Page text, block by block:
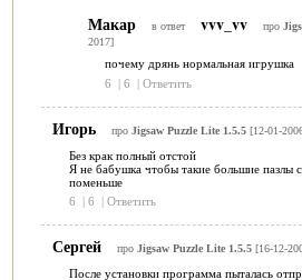
Макар в ответ vvv_vv про
2017]
почему дрянь нормальная игрушка
6
| 6 | Ответить
Игорь про Jigsaw Puzzle Lite 1.5.5[12-01-
Без крак полный отстой
Я не бабушка чтобы такие большие пазлы
поменьше
6
| 6 | Ответить
Сергей про Jigsaw Puzzle Lite 1.5.5[16-12-
После установки программа пыталась